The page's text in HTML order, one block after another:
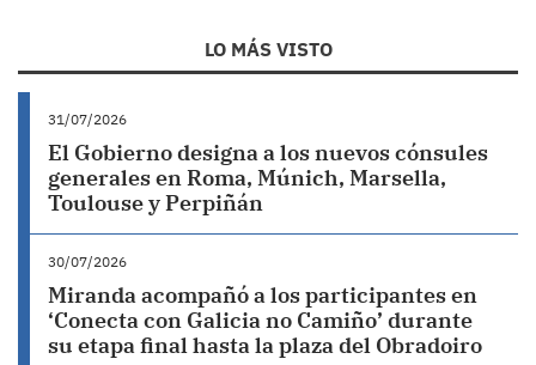
LO MÁS VISTO
31/07/2026
El Gobierno designa a los nuevos cónsules
generales en Roma, Múnich, Marsella,
Toulouse y Perpiñán
30/07/2026
Miranda acompañó a los participantes en
‘Conecta con Galicia no Camiño’ durante
su etapa final hasta la plaza del Obradoiro